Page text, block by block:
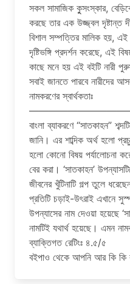
সকল সামাজিক কুুসংস্কার,
করছে তার এক উজ্জ্বল দৃষ্টান্ত
বিশাল সম্পত্তির মালিক হয়, এই
দৃষ্টিভঙ্গি প্রদর্শন করেছে, এই
কাছে মনে হয় এই বইটি নারী
সবাই জানতে পারবে নারীদের
নামকরণের স্বার্থকতাঃ
বাংলা ব্যাকরণে “সাতকাহন”
জানি। এর শাব্দিক অর্থ হলো
হলো কোনো বিষয় পর্যালোচনা
বের করা। ‘সাতকাহন’
জীবনের খুঁটিনাটি গল্প তুলে
প্রতিটি চড়াই-উৎরাই এখানে
উপন্যাসের নাম দেওয়া হয়েছে
নামটিই যথার্থ হয়েছে। এমন
ব্যাক্তিগত রেটিংঃ ৪.৫/৫
বইপাও থেকে আপনি আর কি কি